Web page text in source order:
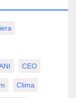
CEO
Clima